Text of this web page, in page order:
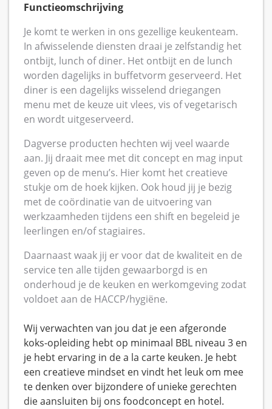
Functieomschrijving
Je komt te werken in ons gezellige keukenteam.
In afwisselende diensten draai je zelfstandig het
ontbijt, lunch of diner. Het ontbijt en de lunch
worden dagelijks in buffetvorm geserveerd. Het
diner is een dagelijks wisselend driegangen
menu met de keuze uit vlees, vis of vegetarisch
en wordt uitgeserveerd.
Dagverse producten hechten wij veel waarde
aan. Jij draait mee met dit concept en mag input
geven op de menu’s. Hier komt het creatieve
stukje om de hoek kijken. Ook houd jij je bezig
met de coördinatie van de uitvoering van
werkzaamheden tijdens een shift en begeleid je
leerlingen en/of stagiaires.
Daarnaast waak jij er voor dat de kwaliteit en de
service ten alle tijden gewaarborgd is en
onderhoud je de keuken en werkomgeving zodat
voldoet aan de HACCP/hygiëne.
Wij verwachten van jou dat je een afgeronde
koks-opleiding hebt op minimaal BBL niveau 3 en
je hebt ervaring in de a la carte keuken. Je hebt
een creatieve mindset en vindt het leuk om mee
te denken over bijzondere of unieke gerechten
die aansluiten bij ons foodconcept en hotel.